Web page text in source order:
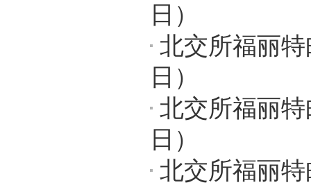
日）
北交所福丽
日）
北交所福丽
日）
北交所福丽